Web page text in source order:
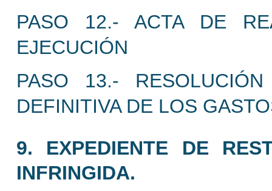
PASO 12.- ACTA DE
EJECUCIÓN
PASO 13.-
DEFINITIVA DE LOS
9. EXPEDIENTE DE
INFRINGIDA.